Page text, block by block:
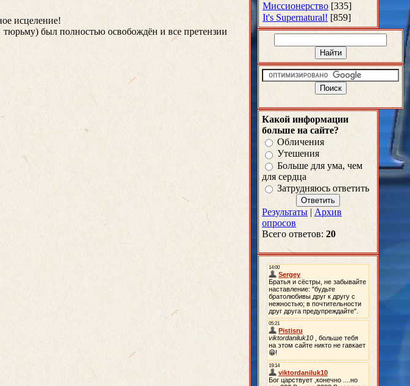
исцеление!
тюрьму) был полностью освобождён и все претензии
Миссионерство [335]
It's Supernatural! [859]
Какой информации
больше на сайте?
Обличения
Утешения
Больше для ума, чем
для сердца
Затрудняюсь ответить
Результаты | Архив
опросов
Всего ответов: 20